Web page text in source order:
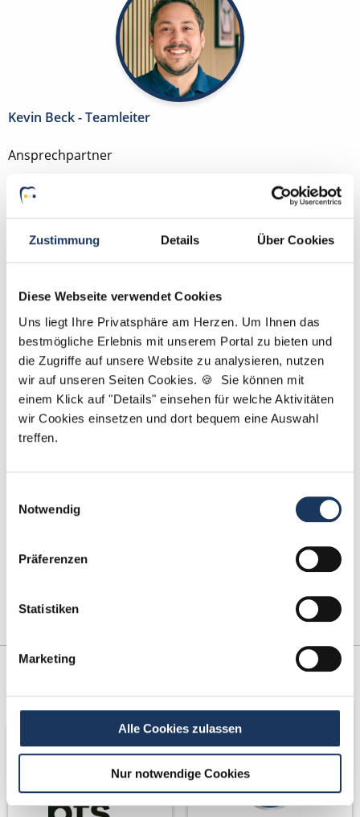
Zustimmung Details Über Cookies
Diese Webseite verwendet Cookies
Uns liegt Ihre Privatsphäre am Herzen. Um Ihnen das
bestmögliche Erlebnis mit unserem Portal zu bieten und
die Zugriffe auf unsere Website zu analysieren, nutzen
wir auf unseren Seiten Cookies. 🍪 Sie können mit
einem Klick auf "Details" einsehen für welche Aktivitäten
wir Cookies einsetzen und dort bequem eine Auswahl
treffen.
Notwendig
Präferenzen
Statistiken
Marketing
Alle Cookies zulassen
Nur notwendige Cookies
Kevin Beck - Teamleiter
Ansprechpartner
Kontaktieren Sie mich gerne bei Fragen zum
Suchprofil und Ihren Wünschen zur Traumstelle als
finden wir Ihre neue Stelle. PS.: Bei uns benötigen
Sie lediglich einen Lebenslauf und kein Anschreiben.
Jetzt zur kostenlosen Stellenanfrage
Kontakt
Tel.: +49 (0) 521 / 911 730 44
Fax: +49 (0) 521 / 911 730 41
bewerbung@dzas.de
Kooperations-
Partner
Netzwerk-Partner